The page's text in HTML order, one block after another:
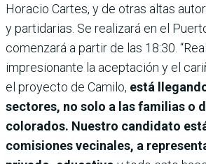
Horacio Cartes, y de otras altas
y partidarias. Se realizará en el
comenzará a partir de las 18:30.
impresionante la aceptación y el
el proyecto de Camilo, está
sectores, no solo a las familias o
colorados. Nuestro candidato
comisiones vecinales, a